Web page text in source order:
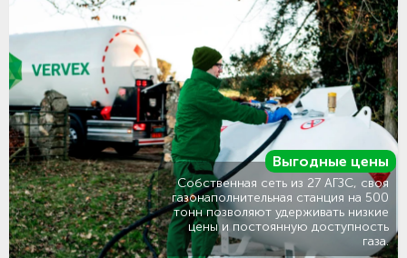
Выгодные цены
Собственная сеть из 27 АГЗС, своя
газонаполнительная станция на 500
тонн позволяют удерживать низкие
цены и постоянную доступность
газа.